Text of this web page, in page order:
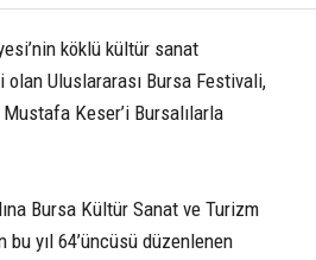
köklü kültür sanat
olan Uluslararası Bursa Festivali,
Keser’i Bursalılarla
Bursa Kültür Sanat ve Turizm
bu yıl 64’üncüsü düzenlenen